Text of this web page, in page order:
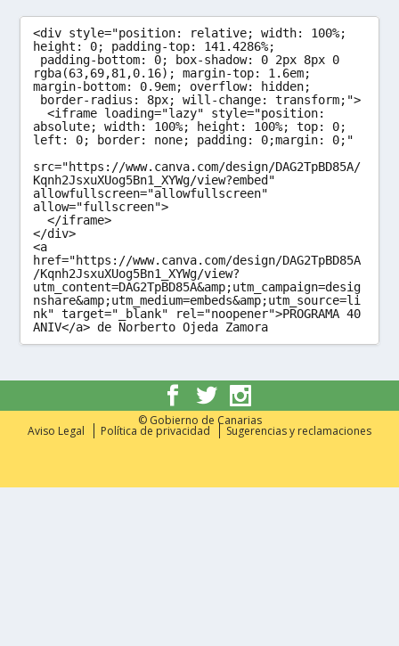
<div style="position: relative; width: 100%;
height: 0; padding-top: 141.4286%;
rgba(63,69,81,0.16); margin-top: 1.6em;
margin-bottom: 0.9em; overflow: hidden;
  <iframe loading="lazy" style="position:
absolute; width: 100%; height: 100%; top: 0;
left: 0; border: none; padding: 0;margin: 0;"
src="https://www.canva.com/design/DAG2TpBD85A/
Kqnh2JsxuXUog5Bn1_XYWg/view?embed"
allowfullscreen="allowfullscreen"
allow="fullscreen">
  </iframe>
</div>
<a
href="https://www.canva.com/design/DAG2TpBD85A
/Kqnh2JsxuXUog5Bn1_XYWg/view?
utm_content=DAG2TpBD85A&amp;utm_campaign=desig
nshare&amp;utm_medium=embeds&amp;utm_source=li
nk" target="_blank" rel="noopener">PROGRAMA 40
ANIV</a> de Norberto Ojeda Zamora
© Gobierno de Canarias
Aviso Legal Política de privacidad Sugerencias y reclamaciones